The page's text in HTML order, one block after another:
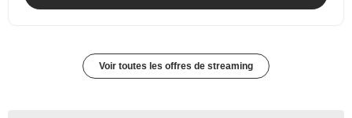
Voir toutes les offres de streaming